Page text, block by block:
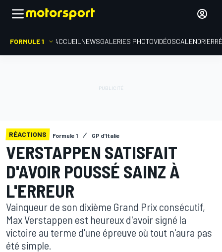
FORMULE 1 ACCUEIL NEWSGALERIES PHOTOVIDÉOSCALENDRIER
RÉACTIONS Formule 1 GP d'Italie
VERSTAPPEN SATISFAIT
D'AVOIR POUSSÉ SAINZ À
L'ERREUR
Vainqueur de son dixième Grand Prix consécutif,
Max Verstappen est heureux d'avoir signé la
victoire au terme d'une épreuve où tout n'aura pas
été simple.